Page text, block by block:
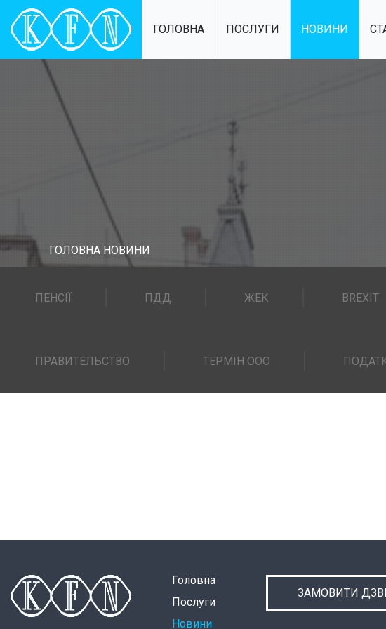
ГОЛОВНА ПОСЛУГИ НОВИНИ
ГОЛОВНА НОВИНИ
ПЕНСІЇ ПДД ЖЕК BREXIT
ПРАВИТЕЛЬСТВО ТЕРМІН ООО
Головна
Послуги
Новини
ЗАМОВИТИ